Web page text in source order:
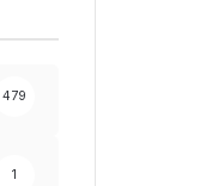
479
1